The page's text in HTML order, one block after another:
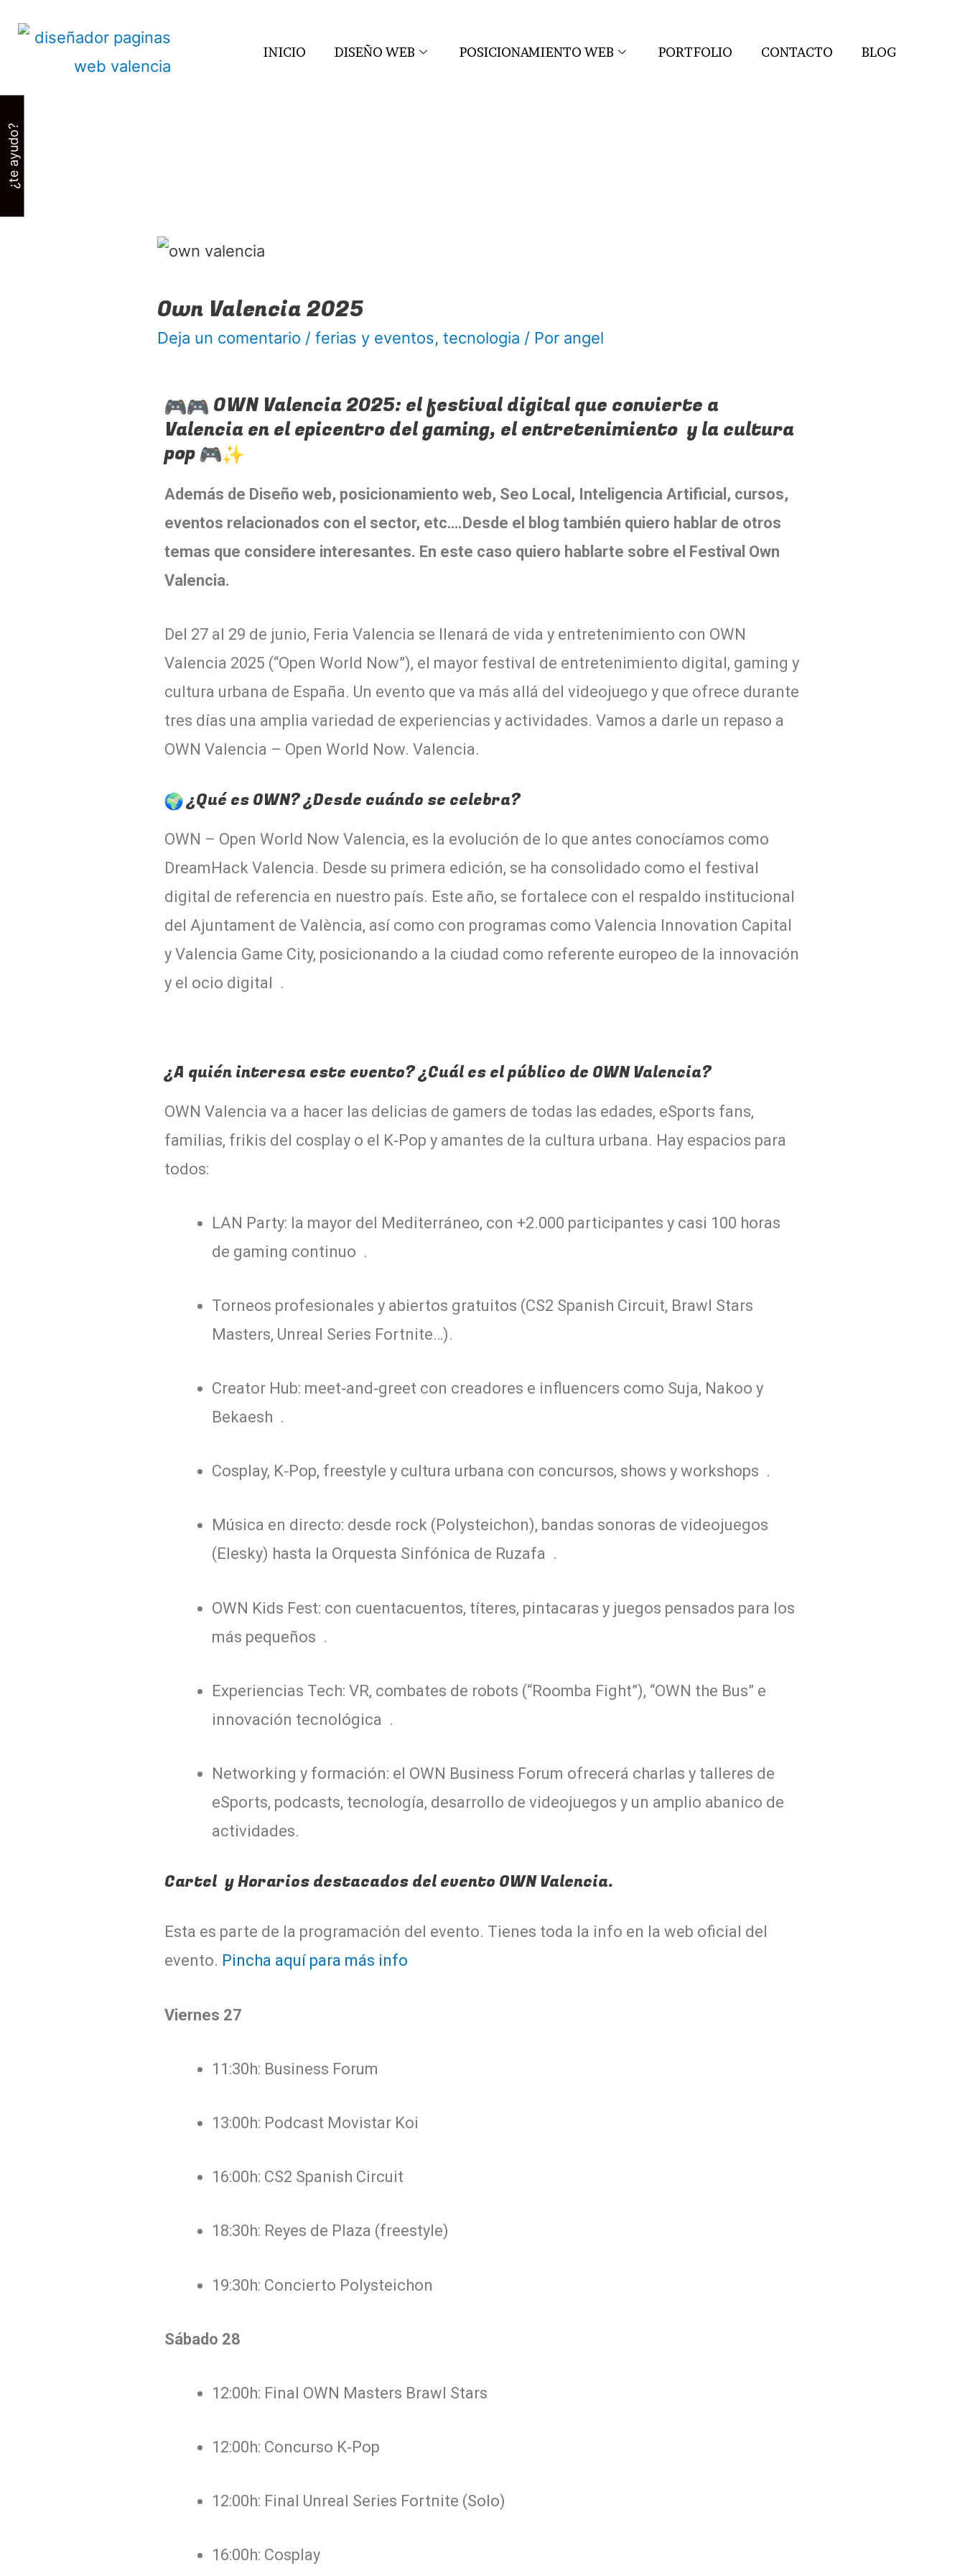
INICIO DISEÑO WEB POSICIONAMIENTO WEB PORTFOLIO CONTACTO BLOG
Own Valencia 2025
Deja un comentario / ferias y eventos, tecnologia / Por angel
OWN Valencia 2025: el festival digital que convierte a
Valencia en el epicentro del gaming, el entretenimiento y la cultura
pop
Además de Diseño web, posicionamiento web, Seo Local, Inteligencia Artificial, cursos,
eventos relacionados con el sector, etc….Desde el blog también quiero hablar de otros
temas que considere interesantes. En este caso quiero hablarte sobre el Festival Own
Valencia.
Del 27 al 29 de junio, Feria Valencia se llenará de vida y entretenimiento con OWN
Valencia 2025 (“Open World Now”), el mayor festival de entretenimiento digital, gaming y
cultura urbana de España. Un evento que va más allá del videojuego y que ofrece durante
tres días una amplia variedad de experiencias y actividades. Vamos a darle un repaso a
OWN Valencia – Open World Now. Valencia.
¿Qué es OWN? ¿Desde cuándo se celebra?
OWN – Open World Now Valencia, es la evolución de lo que antes conocíamos como
DreamHack Valencia. Desde su primera edición, se ha consolidado como el festival
digital de referencia en nuestro país. Este año, se fortalece con el respaldo institucional
del Ajuntament de València, así como con programas como Valencia Innovation Capital
y Valencia Game City, posicionando a la ciudad como referente europeo de la innovación
y el ocio digital .
¿A quién interesa este evento? ¿Cuál es el público de OWN Valencia?
OWN Valencia va a hacer las delicias de gamers de todas las edades, eSports fans,
familias, frikis del cosplay o el K‑Pop y amantes de la cultura urbana. Hay espacios para
todos:
LAN Party: la mayor del Mediterráneo, con +2.000 participantes y casi 100 horas
de gaming continuo .
Torneos profesionales y abiertos gratuitos (CS2 Spanish Circuit, Brawl Stars
Masters, Unreal Series Fortnite…).
Creator Hub: meet‑and‑greet con creadores e influencers como Suja, Nakoo y
Bekaesh .
Cosplay, K‑Pop, freestyle y cultura urbana con concursos, shows y workshops .
Música en directo: desde rock (Polysteichon), bandas sonoras de videojuegos
(Elesky) hasta la Orquesta Sinfónica de Ruzafa .
OWN Kids Fest: con cuentacuentos, títeres, pintacaras y juegos pensados para los
más pequeños .
Experiencias Tech: VR, combates de robots (“Roomba Fight”), “OWN the Bus” e
innovación tecnológica .
Networking y formación: el OWN Business Forum ofrecerá charlas y talleres de
eSports, podcasts, tecnología, desarrollo de videojuegos y un amplio abanico de
actividades.
Cartel y Horarios destacados del evento OWN Valencia.
Esta es parte de la programación del evento. Tienes toda la info en la web oficial del
evento. Pincha aquí para más info
Viernes 27
11:30h: Business Forum
13:00h: Podcast Movistar Koi
16:00h: CS2 Spanish Circuit
18:30h: Reyes de Plaza (freestyle)
19:30h: Concierto Polysteichon
Sábado 28
12:00h: Final OWN Masters Brawl Stars
12:00h: Concurso K‑Pop
12:00h: Final Unreal Series Fortnite (Solo)
16:00h: Cosplay
¿te ayudo?